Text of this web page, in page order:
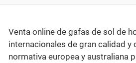
Venta online de gafas de sol de
internacionales de gran calidad y
normativa europea y australiana